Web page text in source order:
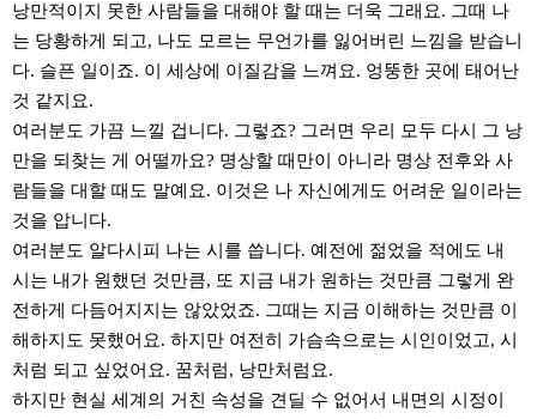
낭만적이지 못한 사람들을 대해야 할 때는 더욱 그래요. 그때 나
는 당황하게 되고, 나도 모르는 무언가를 잃어버린 느낌을 받습니
다. 슬픈 일이죠. 이 세상에 이질감을 느껴요. 엉뚱한 곳에 태어난
것 같지요.
여러분도 가끔 느낄 겁니다. 그렇죠? 그러면 우리 모두 다시 그 낭
만을 되찾는 게 어떨까요? 명상할 때만이 아니라 명상 전후와 사
람들을 대할 때도 말예요. 이것은 나 자신에게도 어려운 일이라는
것을 압니다.
여러분도 알다시피 나는 시를 씁니다. 예전에 젊었을 적에도 내
시는 내가 원했던 것만큼, 또 지금 내가 원하는 것만큼 그렇게 완
전하게 다듬어지지는 않았었죠. 그때는 지금 이해하는 것만큼 이
해하지도 못했어요. 하지만 여전히 가슴속으로는 시인이었고, 시
처럼 되고 싶었어요. 꿈처럼, 낭만처럼요.
하지만 현실 세계의 거친 속성을 견딜 수 없어서 내면의 시정이